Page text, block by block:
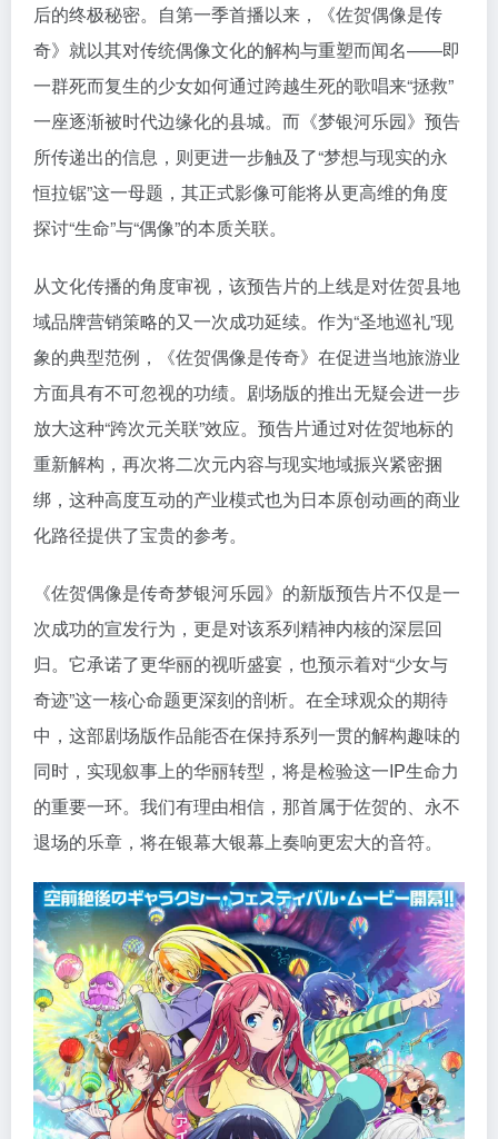
后的终极秘密。自第一季首播以来，《佐贺偶像是传
奇》就以其对传统偶像文化的解构与重塑而闻名——即
一群死而复生的少女如何通过跨越生死的歌唱来“拯救”
一座逐渐被时代边缘化的县城。而《梦银河乐园》预告
所传递出的信息，则更进一步触及了“梦想与现实的永
恒拉锯”这一母题，其正式影像可能将从更高维的角度
探讨“生命”与“偶像”的本质关联。
从文化传播的角度审视，该预告片的上线是对佐贺县地
域品牌营销策略的又一次成功延续。作为“圣地巡礼”现
象的典型范例，《佐贺偶像是传奇》在促进当地旅游业
方面具有不可忽视的功绩。剧场版的推出无疑会进一步
放大这种“跨次元关联”效应。预告片通过对佐贺地标的
重新解构，再次将二次元内容与现实地域振兴紧密捆
绑，这种高度互动的产业模式也为日本原创动画的商业
化路径提供了宝贵的参考。
《佐贺偶像是传奇梦银河乐园》的新版预告片不仅是一
次成功的宣发行为，更是对该系列精神内核的深层回
归。它承诺了更华丽的视听盛宴，也预示着对“少女与
奇迹”这一核心命题更深刻的剖析。在全球观众的期待
中，这部剧场版作品能否在保持系列一贯的解构趣味的
同时，实现叙事上的华丽转型，将是检验这一IP生命力
的重要一环。我们有理由相信，那首属于佐贺的、永不
退场的乐章，将在银幕大银幕上奏响更宏大的音符。